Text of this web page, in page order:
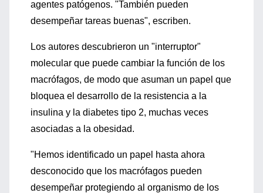
agentes patógenos. "También pueden
desempeñar tareas buenas", escriben.
Los autores descubrieron un "interruptor"
molecular que puede cambiar la función de los
macrófagos, de modo que asuman un papel que
bloquea el desarrollo de la resistencia a la
insulina y la diabetes tipo 2, muchas veces
asociadas a la obesidad.
"Hemos identificado un papel hasta ahora
desconocido que los macrófagos pueden
desempeñar protegiendo al organismo de los